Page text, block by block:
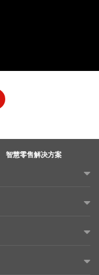
智慧零售解决方案